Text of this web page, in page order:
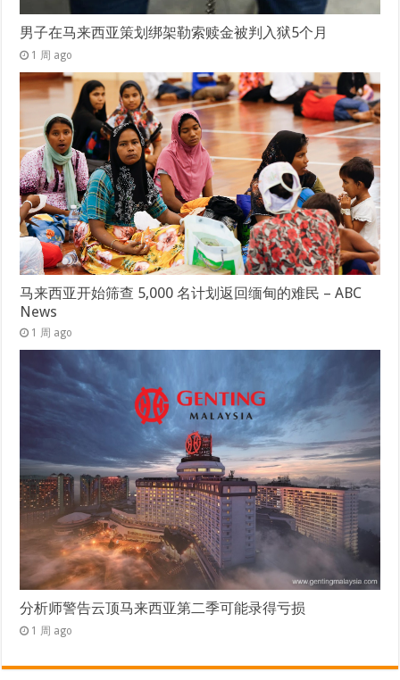
男子在马来西亚策划绑架勒索赎金被判入狱5个月
1 周 ago
马来西亚开始筛查 5,000 名计划返回缅甸的难民 – ABC
News
1 周 ago
分析师警告云顶马来西亚第二季可能录得亏损
1 周 ago